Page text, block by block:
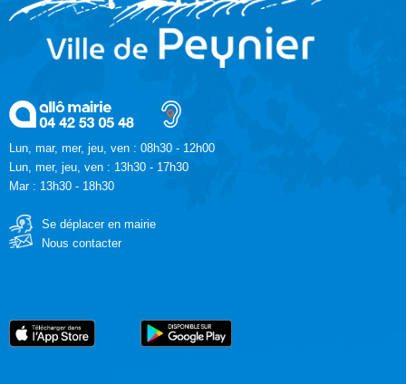
Lun, mar, mer, jeu, ven : 08h30 - 12h00
Lun, mer, jeu, ven : 13h30 - 17h30
Mar : 13h30 - 18h30
Se déplacer en mairie
Nous contacter